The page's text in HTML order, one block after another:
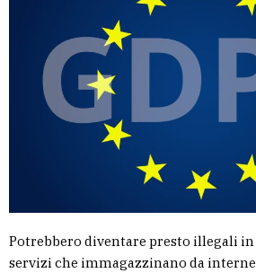
Potrebbero diventare presto illegali
servizi che immagazzinano da